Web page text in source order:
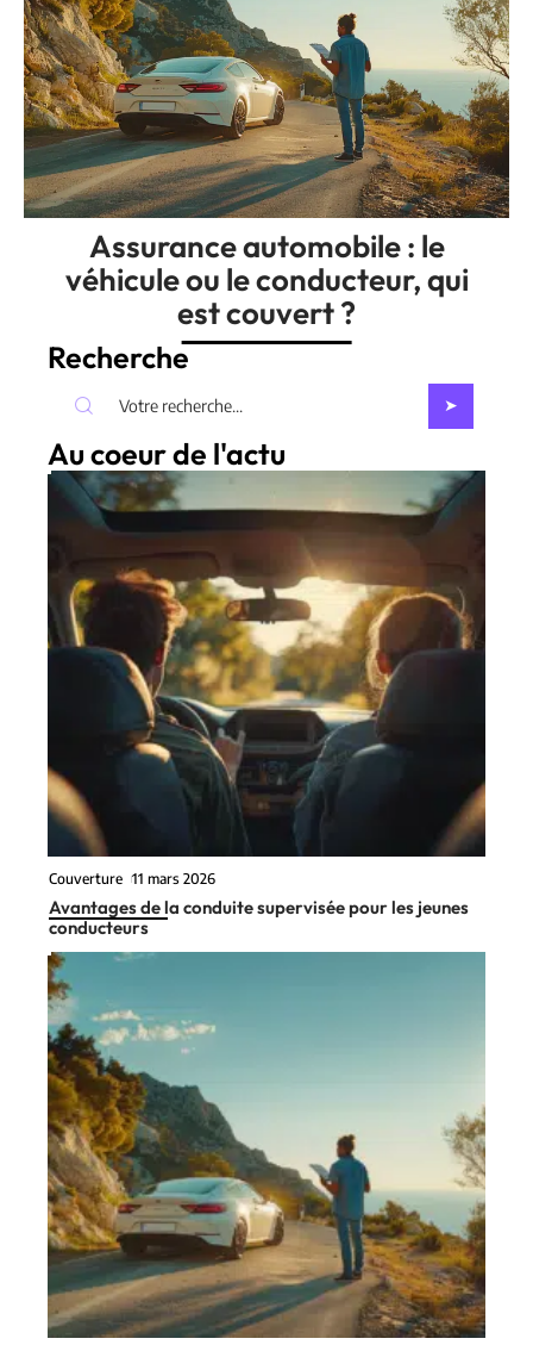
Assurance automobile : le
véhicule ou le conducteur, qui
est couvert ?
Recherche
Au coeur de l'actu
Couverture 11 mars 2026
Avantages de la conduite supervisée pour les jeunes
conducteurs